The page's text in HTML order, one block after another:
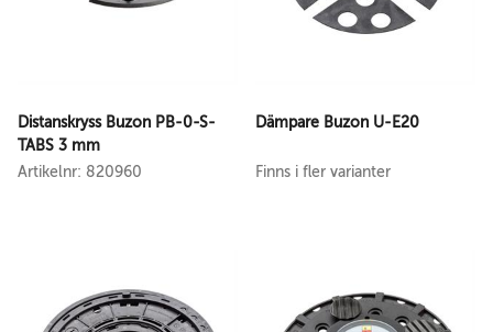
Distanskryss Buzon PB-0-S-
TABS 3 mm
Artikelnr: 820960
Dämpare Buzon U-E20
Finns i fler varianter